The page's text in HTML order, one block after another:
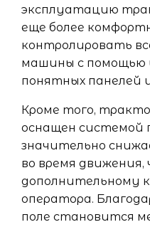
эксплуатацию
еще более
контролировать
машины с
понятных панелей
Кроме того,
оснащен системой
значительно
во время
дополнительному
оператора.
поле становится